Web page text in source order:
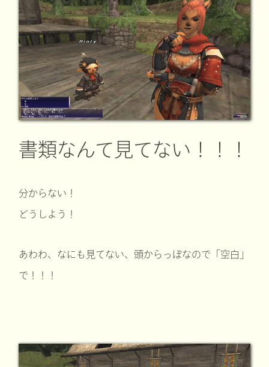
書類なんて見てない！！！
分からない！
どうしよう！
あわわ、なにも見てない、頭からっぽなので「空白」
で！！！